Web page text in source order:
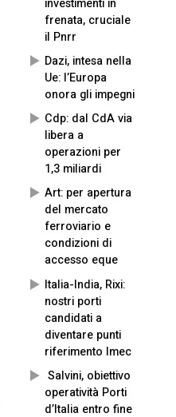
investimenti in
frenata, cruciale
il Pnrr
Dazi, intesa nella
Ue: l’Europa
onora gli impegni
Cdp: dal CdA via
libera a
operazioni per
1,3 miliardi
Art: per apertura
del mercato
ferroviario e
condizioni di
accesso eque
Italia-India, Rixi:
nostri porti
candidati a
diventare punti
riferimento Imec
Salvini, obiettivo
operatività Porti
d’Italia entro fine